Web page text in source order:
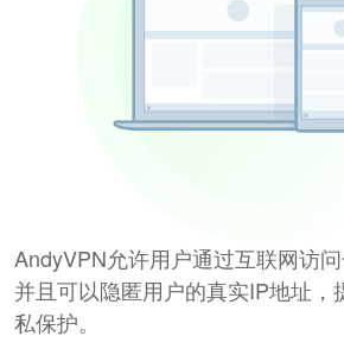
AndyVPN允许用户通过互联网访
并且可以隐匿用户的真实IP地址，
私保护。